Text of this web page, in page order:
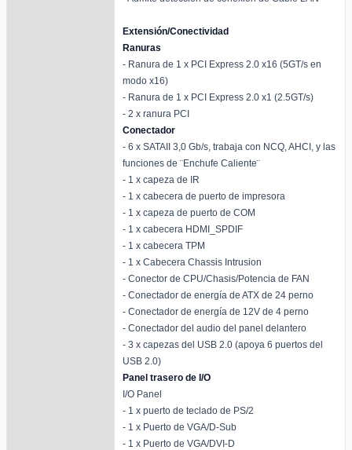
Extensión/Conectividad
Ranuras
- Ranura de 1 x PCI Express 2.0 x16 (5GT/s en
modo x16)
- Ranura de 1 x PCI Express 2.0 x1 (2.5GT/s)
- 2 x ranura PCI
Conectador
- 6 x SATAII 3,0 Gb/s, trabaja con NCQ, AHCI, y las
funciones de ¨Enchufe Caliente¨
- 1 x capeza de IR
- 1 x cabecera de puerto de impresora
- 1 x capeza de puerto de COM
- 1 x cabecera HDMI_SPDIF
- 1 x cabecera TPM
- 1 x Cabecera Chassis Intrusion
- Conector de CPU/Chasis/Potencia de FAN
- Conectador de energía de ATX de 24 perno
- Conectador de energía de 12V de 4 perno
- Conectador del audio del panel delantero
- 3 x capezas del USB 2.0 (apoya 6 puertos del
USB 2.0)
Panel trasero de I/O
I/O Panel
- 1 x puerto de teclado de PS/2
- 1 x Puerto de VGA/D-Sub
- 1 x Puerto de VGA/DVI-D